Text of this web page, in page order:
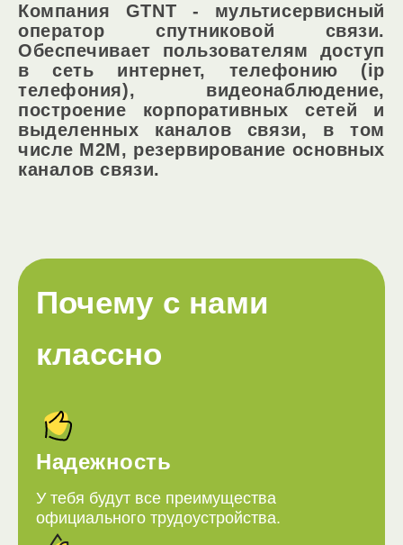
Компания GTNT - мультисервисный
оператор спутниковой связи.
Обеспечивает пользователям доступ
в сеть интернет, телефонию (ip
телефония), видеонаблюдение,
построение корпоративных сетей и
выделенных каналов связи, в том
числе M2M, резервирование основных
каналов связи.
Почему с нами
классно
Надежность
У тебя будут все преимущества
официального трудоустройства.